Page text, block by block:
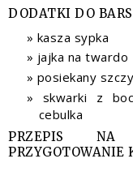
DODATKI DO
kasza sypka
jajka na twardo
posiekany
skwarki z
cebulka
PRZEPIS
PRZYGOTOWANIE